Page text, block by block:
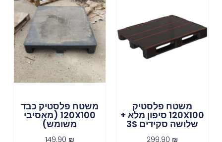
משטח פלסטיק
120X100 סיפון מלא +
שלושה סקידים 3S
299.90 ₪
משטח פלסטיק כבד
120X100 (מאסיבי
משומש)
149.90 ₪